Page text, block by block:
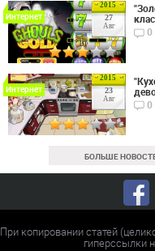
2015
27
Авг
Интернет
0
2015
23
Авг
Интернет
0
БОЛЬШЕ
При копировании статей
гиперссылки